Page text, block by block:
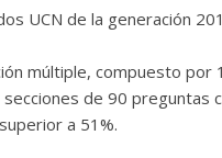
UCN de la generación
múltiple, compuesto
de 90 preguntas
a 51%.